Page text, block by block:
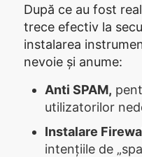
După ce au fost
trece efectiv la
instalarea
nevoie și anume:
Anti SPAM,
utilizatorilor
Instalare
intențiile de